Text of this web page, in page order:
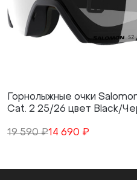
Горнолыжные очки
Cat. 2 25/26 цвет Black/
19 590 ₽14 690 ₽